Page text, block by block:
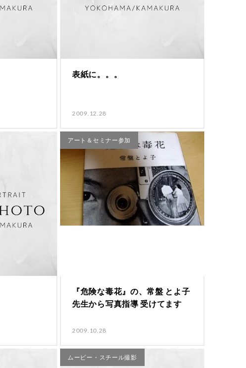
表紙に。。。
2009.12.28
アート＆セミナー参加
『危険な毒花』の、常盤 とよ子
先生から写真指導 受けてます
2009.10.28
ムービー・スチール撮影